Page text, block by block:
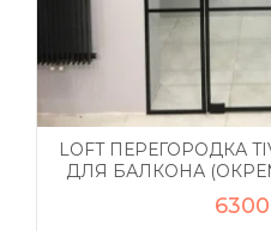
LOFT ПЕРЕГОРОДКА
ДЛЯ БАЛКОНА